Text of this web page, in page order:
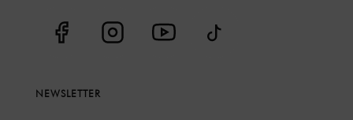
NEWSLETTER